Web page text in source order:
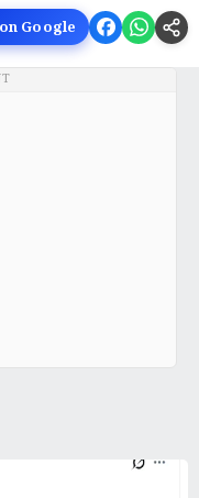
Google